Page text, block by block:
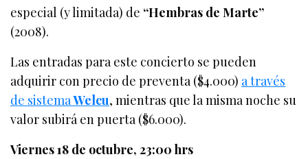
especial (y limitada) de “Hembras de Marte”
(2008).
Las entradas para este concierto se pueden
adquirir con precio de preventa ($4.000) a través
de sistemaWelcu, mientras que la misma noche su
valor subirá en puerta ($6.000).
Viernes 18 de octubre, 23:00 hrs